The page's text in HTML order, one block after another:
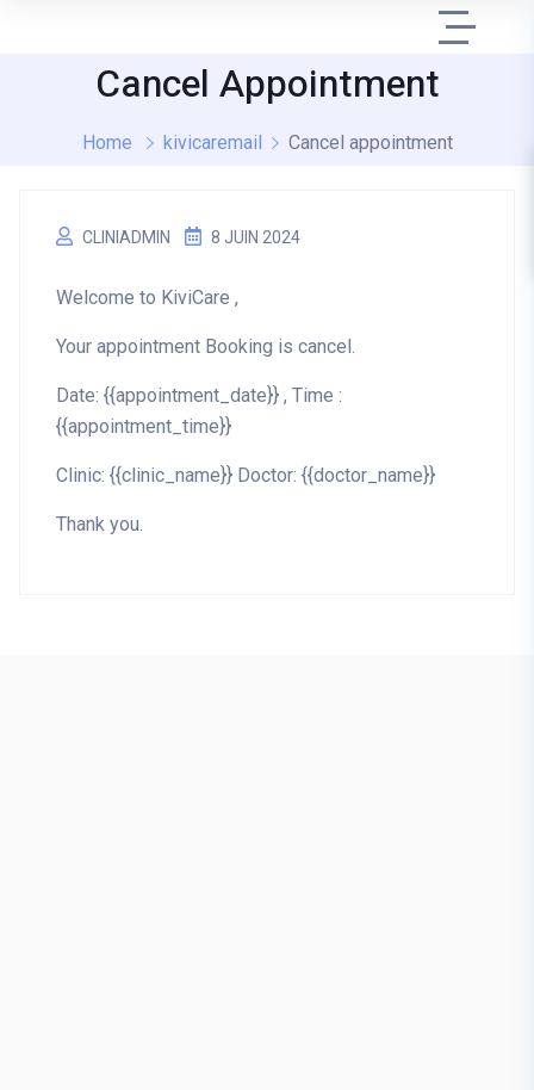
Cancel Appointment
Home kivicaremail Cancel appointment
CLINIADMIN 8 JUIN 2024
Welcome to KiviCare ,
Your appointment Booking is cancel.
Date: {{appointment_date}} , Time :
{{appointment_time}}
Clinic: {{clinic_name}} Doctor: {{doctor_name}}
Thank you.